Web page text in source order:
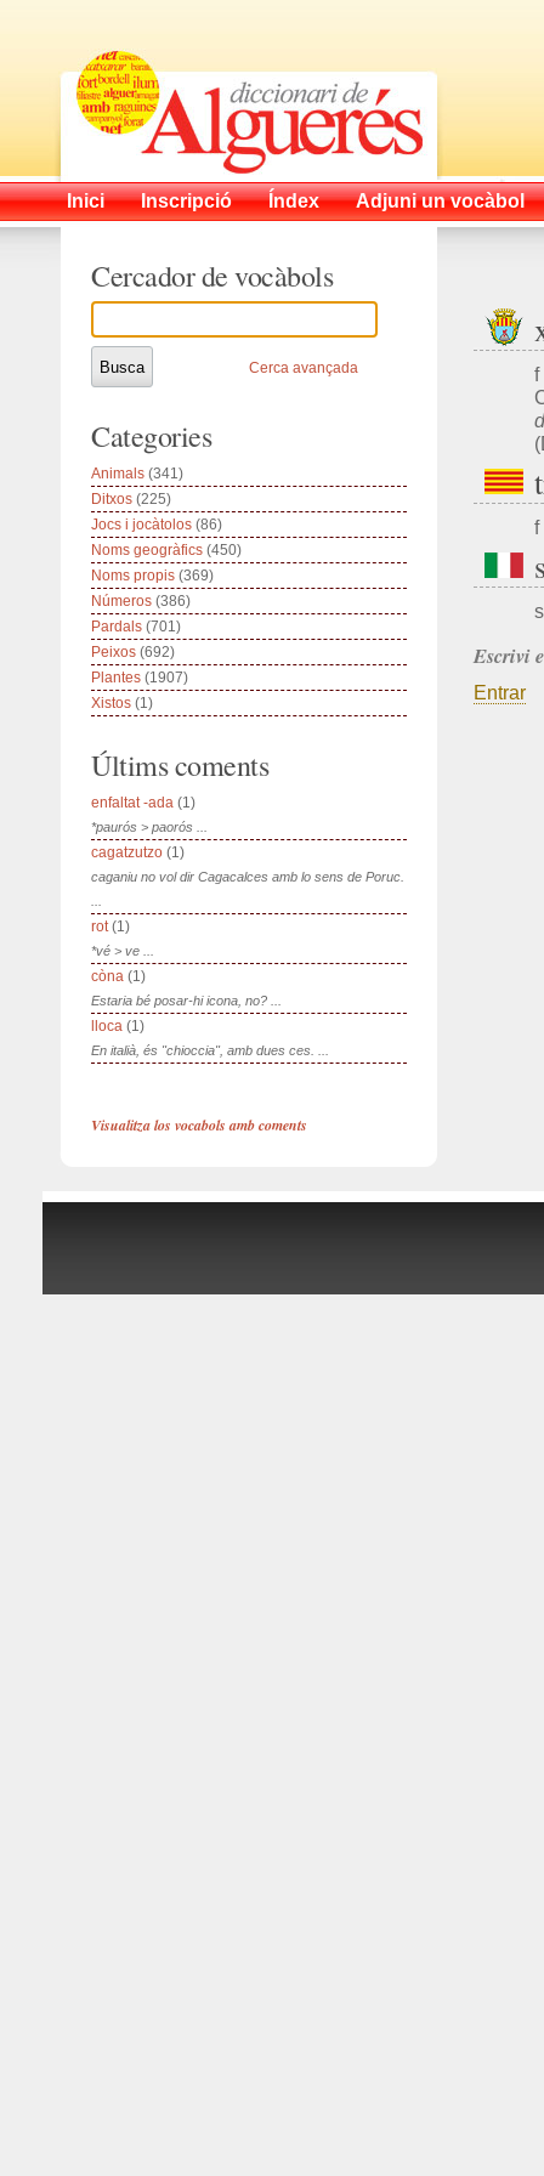
Inici Inscripció Índex Adjuni un vocàbol
f
f
Escrivi
Entrar
Cercador de vocàbols
Cerca avançada
Categories
Animals (341)
Ditxos (225)
Jocs i jocàtolos (86)
Noms geogràfics (450)
Noms propis (369)
Números (386)
Pardals (701)
Peixos (692)
Plantes (1907)
Xistos (1)
Últims coments
enfaltat -ada (1)
*paurós > paorós ...
cagatzutzo (1)
caganiu no vol dir Cagacalces amb lo sens de Poruc.
rot(1)
*vé > ve ...
còna (1)
Estaria bé posar-hi icona, no? ...
lloca (1)
En italià, és "chioccia", amb dues ces. ...
Visualitza los vocabols amb coments